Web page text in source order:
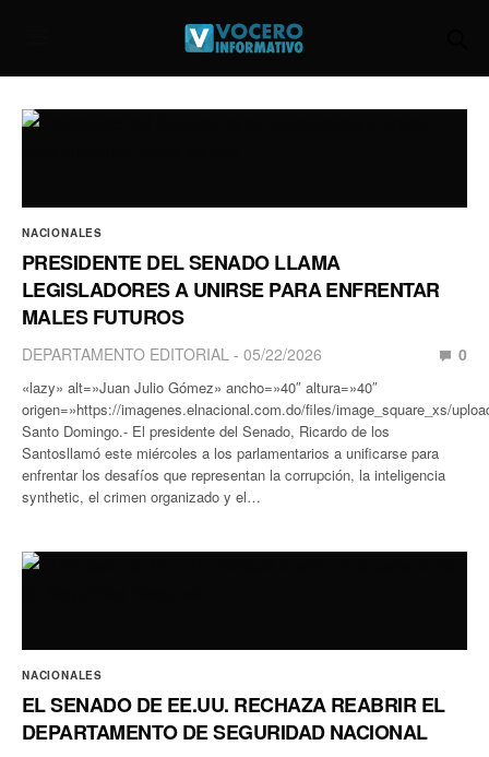
NACIONALES
PRESIDENTE DEL SENADO LLAMA
LEGISLADORES A UNIRSE PARA ENFRENTAR
MALES FUTUROS
DEPARTAMENTO EDITORIAL 05/22/2026 0
«lazy» alt=»Juan Julio Gómez» ancho=»40″ altura=»40″
origen=»https://imagenes.elnacional.com.do/files/image_square_xs/
Santo Domingo.- El presidente del Senado, Ricardo de los
Santosllamó este miércoles a los parlamentarios a unificarse para
enfrentar los desafíos que representan la corrupción, la inteligencia
synthetic, el crimen organizado y el…
NACIONALES
EL SENADO DE EE.UU. RECHAZA REABRIR EL
DEPARTAMENTO DE SEGURIDAD NACIONAL